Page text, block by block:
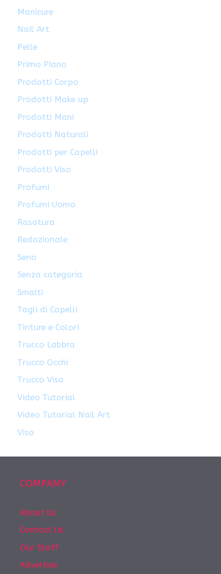
Manicure
Nail Art
Pelle
Primo Piano
Prodotti Corpo
Prodotti Make up
Prodotti Mani
Prodotti Naturali
Prodotti per Capelli
Prodotti Viso
Profumi
Profumi Uomo
Rasatura
Redazionale
Seno
Senza categoria
Smalti
Tagli di Capelli
Tinture e Colori
Trucco Labbra
Trucco Occhi
Trucco Viso
Video Tutorial
Video Tutorial Nail Art
Viso
COMPANY
About Us
Contact Us
Our Staff
Advertise